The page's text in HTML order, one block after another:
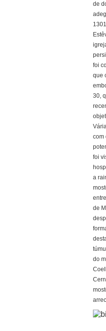
de
foi
que
30,
com
foi
a
de
do